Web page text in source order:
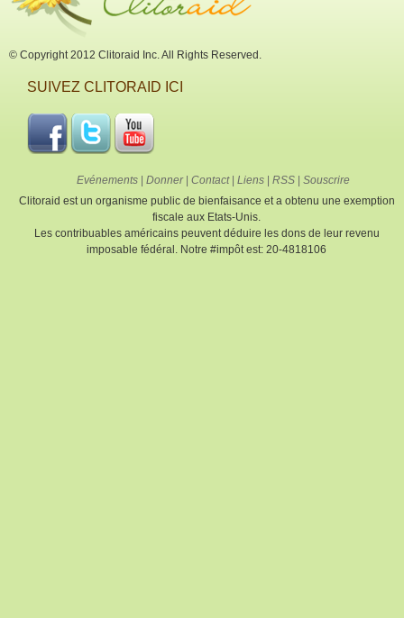
© Copyright 2012 Clitoraid Inc. All Rights Reserved.
SUIVEZ CLITORAID ICI
Evénements Donner| Contact| Liens RSS
Souscrire
Clitoraid est un organisme public de bienfaisance et a obtenu une exemption
fiscale aux Etats-Unis.
Les contribuables américains peuvent déduire les dons de leur revenu
imposable fédéral. Notre #impôt est: 20-4818106